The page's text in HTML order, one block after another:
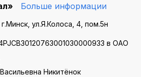
Больше информации
ул.Я.Колоса, 4, пом.5н
в ОАО
Никитёнок